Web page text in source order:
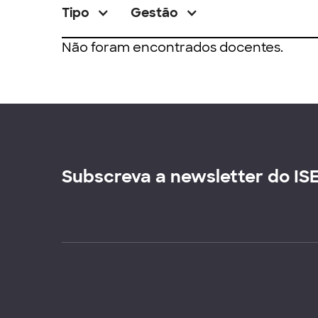
Tipo Gestão
Não foram encontrados docentes.
Subscreva a newsletter do